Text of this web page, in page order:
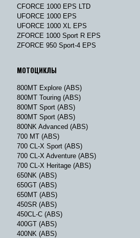
CFORCE 1000 EPS LTD
UFORCE 1000 EPS
UFORCE 1000 XL EPS
ZFORCE 1000 Sport R EPS
ZFORCE 950 Sport-4 EPS
МОТОЦИКЛЫ
800MT Explore (ABS)
800MT Touring (ABS)
800MT Sport (ABS)
800MT Sport (ABS)
800NK Advanced (ABS)
700 MT (ABS)
700 CL-X Sport (ABS)
700 CL-X Adventure (ABS)
700 CL-X Heritage (ABS)
650NK (ABS)
650GT (ABS)
650MT (ABS)
450SR (ABS)
450CL-C (ABS)
400GT (ABS)
400NK (ABS)